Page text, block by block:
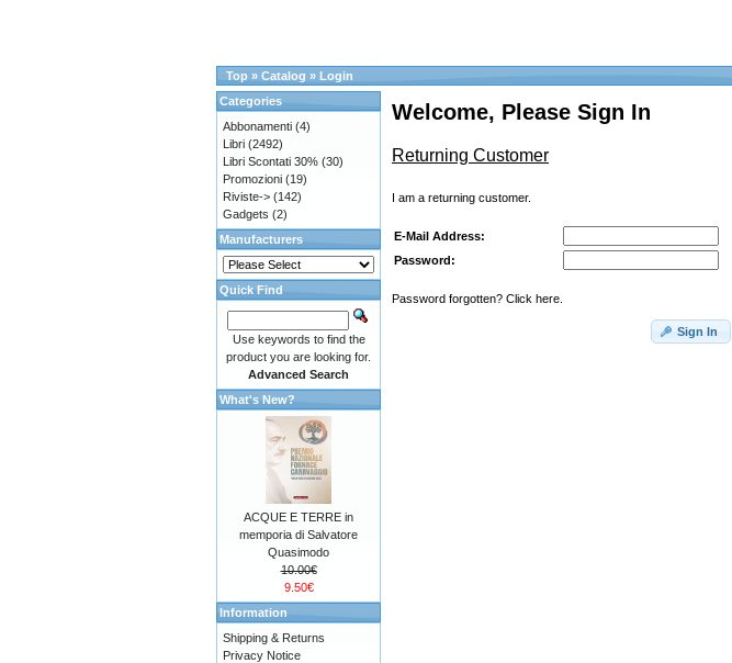
Top » Catalog » Login
Welcome, Please Sign In
Returning Customer
I am a returning customer.
E-Mail Address:
Password:
Password forgotten? Click here.
Sign In
Categories
Abbonamenti (4)
Libri (2492)
Libri Scontati 30% (30)
Promozioni (19)
Riviste-> (142)
Gadgets (2)
Manufacturers
Quick Find
Use keywords to find the
product you are looking for.
Advanced Search
What's New?
ACQUE E TERRE in
memporia di Salvatore
Quasimodo
10.00€
9.50€
Information
Shipping & Returns
Privacy Notice